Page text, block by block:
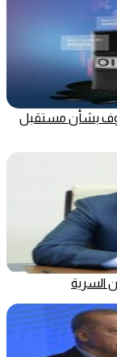
بشأن مستقبل
السرية